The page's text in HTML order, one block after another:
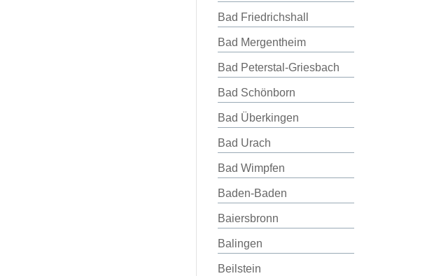
Bad Friedrichshall
Bad Mergentheim
Bad Peterstal-Griesbach
Bad Schönborn
Bad Überkingen
Bad Urach
Bad Wimpfen
Baden-Baden
Baiersbronn
Balingen
Beilstein